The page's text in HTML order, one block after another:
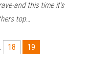
and this time it’s
top…
18 19